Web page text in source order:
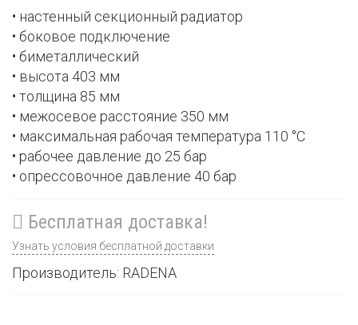
• настенный секционный радиатор
• боковое подключение
• биметаллический
• высота 403 мм
• толщина 85 мм
• межосевое расстояние 350 мм
• максимальная рабочая температура 110 °С
• рабочее давление до 25 бар
• опрессовочное давление 40 бар
Бесплатная доставка!
Узнать условия бесплатной доставки
Производитель: RADENA